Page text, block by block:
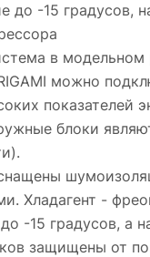
до -15 градусов,
в
можно
показателей
блоки
Хладагент -
-15 градусов, а
защищены от